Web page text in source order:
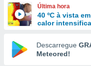
e
forma
digital
Última hora
40 ºC à vista
calor
Descarregue
Meteored!